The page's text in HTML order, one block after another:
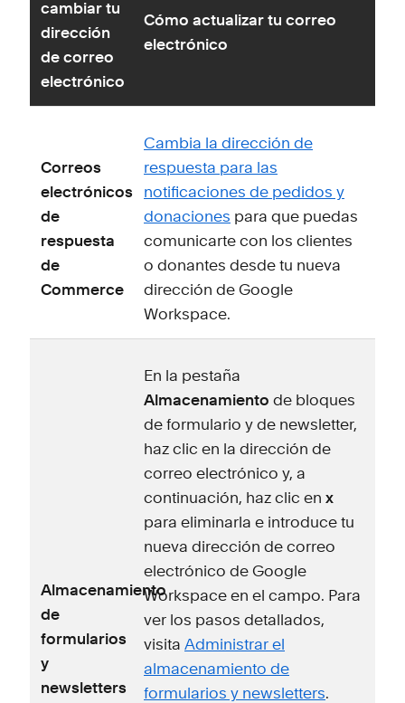
cambiar tu
dirección
de correo
electrónico
Cómo actualizar tu correo
electrónico
Correos
electrónicos
de
respuesta
de
Commerce
Cambia la dirección de
respuesta para las
notificaciones de pedidos y
donaciones para que puedas
comunicarte con los clientes
o donantes desde tu nueva
dirección de Google
Workspace.
Almacenamiento
de
formularios
y
newsletters
En la pestaña
Almacenamiento de bloques
de formulario y de newsletter,
haz clic en la dirección de
correo electrónico y, a
continuación, haz clic en x
para eliminarla e introduce tu
nueva dirección de correo
electrónico de Google
Workspace en el campo. Para
ver los pasos detallados,
visita Administrar el
almacenamiento de
formularios y newsletters.